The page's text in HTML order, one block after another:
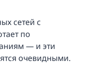
сетей с
по
— и эти
очевидными.